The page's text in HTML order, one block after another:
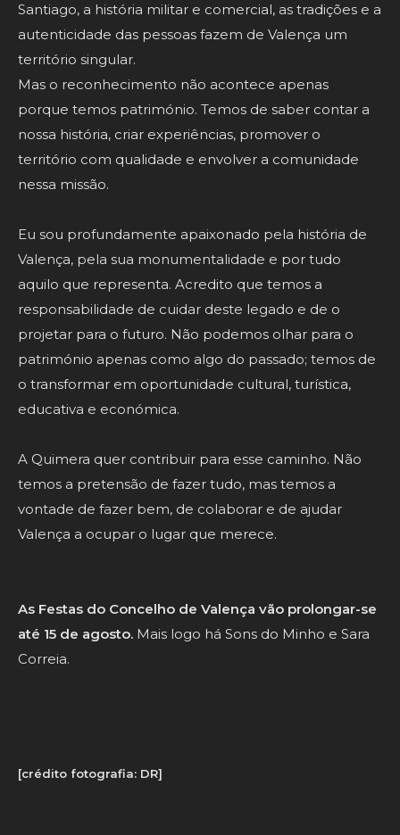
Santiago, a história militar e comercial, as tradições e a
autenticidade das pessoas fazem de Valença um
território singular.
Mas o reconhecimento não acontece apenas
porque temos património. Temos de saber contar a
nossa história, criar experiências, promover o
território com qualidade e envolver a comunidade
nessa missão.
Eu sou profundamente apaixonado pela história de
Valença, pela sua monumentalidade e por tudo
aquilo que representa. Acredito que temos a
responsabilidade de cuidar deste legado e de o
projetar para o futuro. Não podemos olhar para o
património apenas como algo do passado; temos de
o transformar em oportunidade cultural, turística,
educativa e económica.
A Quimera quer contribuir para esse caminho. Não
temos a pretensão de fazer tudo, mas temos a
vontade de fazer bem, de colaborar e de ajudar
Valença a ocupar o lugar que merece.
As Festas do Concelho de Valença vão prolongar-se
até 15 de agosto. Mais logo há Sons do Minho e Sara
Correia.
[crédito fotografia: DR]